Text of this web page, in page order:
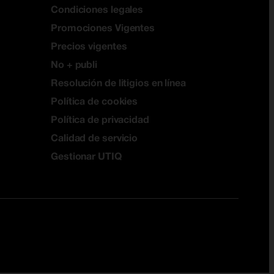
Condiciones legales
Promociones Vigentes
Precios vigentes
No + publi
Resolución de litigios en línea
Política de cookies
Política de privacidad
Calidad de servicio
Gestionar UTIQ